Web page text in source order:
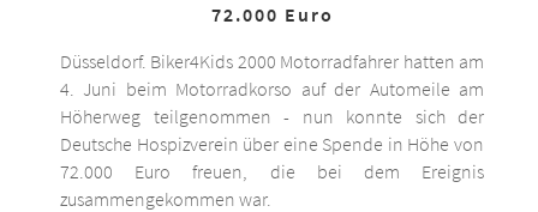
72.000 Euro
Düsseldorf. Biker4Kids 2000 Motorradfahrer hatten am
4. Juni beim Motorradkorso auf der Automeile am
Höherweg teilgenommen - nun konnte sich der
Deutsche Hospizverein über eine Spende in Höhe von
72.000 Euro freuen, die bei dem Ereignis
zusammengekommen war.